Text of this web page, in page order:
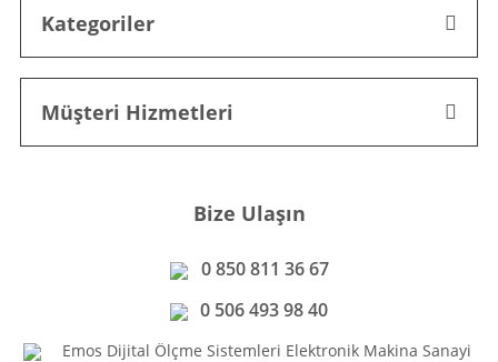
Kategoriler
Müşteri Hizmetleri
Bize Ulaşın
0 850 811 36 67
0 506 493 98 40
Emos Dijital Ölçme Sistemleri Elektronik Makina Sanayi